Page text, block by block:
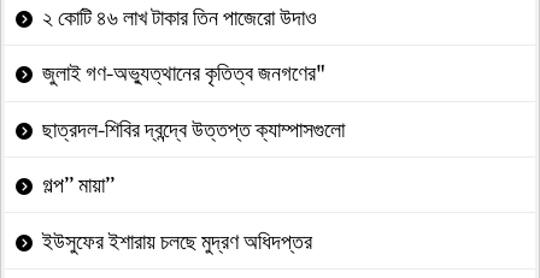
২ কোটি ৪৬ লাখ টাকার তিন পাজেরো উদাও
জুলাই গণ-অভ্যুত্থানের কৃতিত্ব জনগণের"
ছাত্রদল-শিবির দ্বন্দ্বে উত্তপ্ত ক্যাম্পাসগুলো
গল্প” মায়া”
ইউসুফের ইশারায় চলছে মুদ্রণ অধিদপ্তর